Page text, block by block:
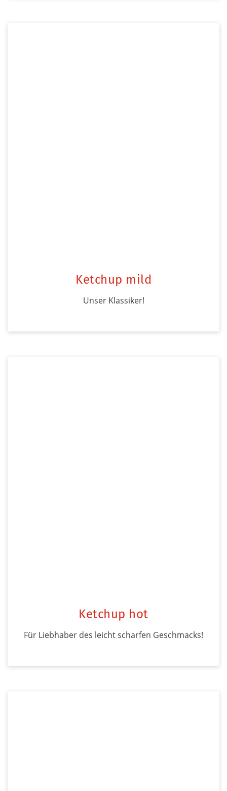
Ketchup mild
Unser Klassiker!
Ketchup hot
Für Liebhaber des leicht scharfen Geschmacks!